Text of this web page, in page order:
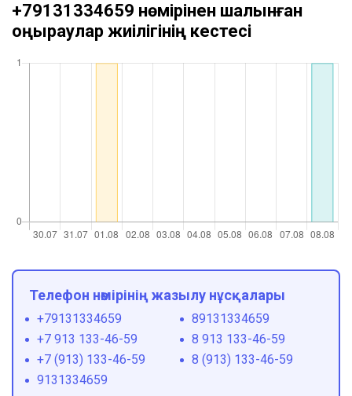
+79131334659 нөмірінен шалынған
қоңыраулар жиілігінің кестесі
Телефон нөмірінің жазылу нұсқалары
+79131334659
89131334659
+7 913 133-46-59
8 913 133-46-59
+7 (913) 133-46-59
8 (913) 133-46-59
9131334659